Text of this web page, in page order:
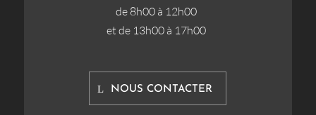
de 8h00 à 12h00
et de 13h00 à 17h00
NOUS CONTACTER